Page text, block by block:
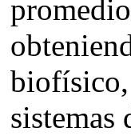
biofísico,